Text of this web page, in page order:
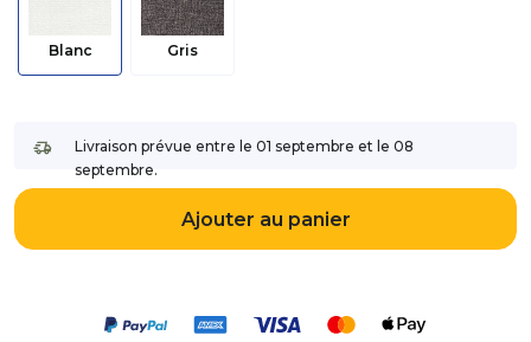
Blanc Gris
Livraison prévue entre le 01 septembre et le 08
septembre.
Ajouter au panier